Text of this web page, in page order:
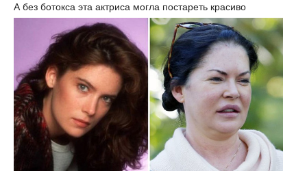
А без ботокса эта актриса могла постареть красиво